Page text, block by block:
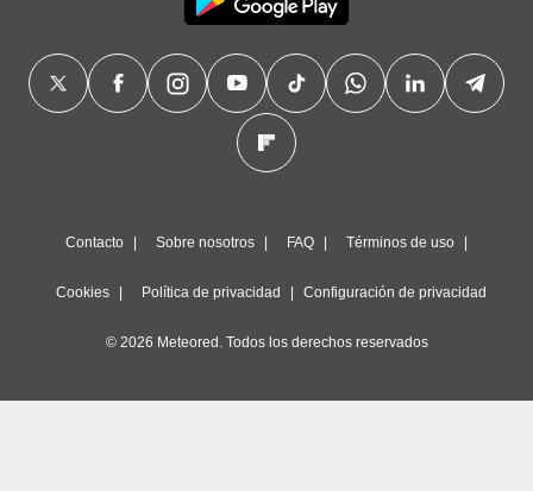
Contacto Sobre nosotros FAQ Términos de uso
Cookies Política de privacidad Configuración de privacidad
© 2026 Meteored. Todos los derechos reservados